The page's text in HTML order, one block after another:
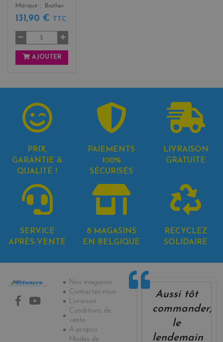
Marque
Brother
131,90 € TTC
AJOUTER
PRIX,
GARANTIE &
QUALITÉ !
PAIEMENTS
100%
SÉCURISÉS
LIVRAISON
GRATUITE
SERVICE
APRÈS-VENTE
8 MAGASINS
EN BELGIQUE
RECYCLEZ
SOLIDAIRE
Informations
Nos magasins
Contactez-nous
Livraison
Conditions de
vente
A propos
Modes de
Aussi tôt
commander,
le
lendemain